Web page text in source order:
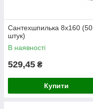
Сантехшпилька 8х160 (50
штук)
В наявності
529,45 ₴
Купити